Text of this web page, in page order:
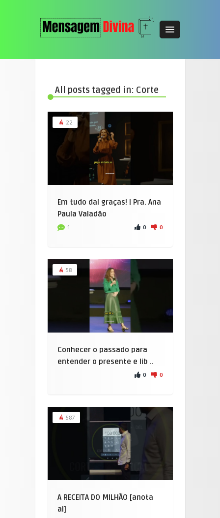
All posts tagged in: Corte
22
Em tudo dai graças! | Pra. Ana
Paula Valadão
1 0 0
58
Conhecer o passado para
entender o presente e lib ..
0 0
587
A RECEITA DO MILHÃO [anota
ai]